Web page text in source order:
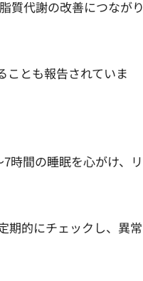
質代謝の改善につながり
ことも報告されていま
時間の睡眠を心がけ、リ
期的にチェックし、異常